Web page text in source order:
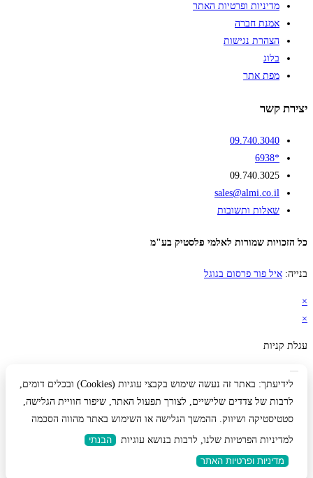
מדיניות ופרטיות האתר
אמנת חברה
הצהרת נגישות
בלוג
מפת אתר
יצירת קשר
09.740.3040
*6938
09.740.3025
sales@almi.co.il
שאלות ותשובות
כל הזכויות שמורות לאלמי פלסטיק בע"מ
בנייה: איל פור פרסום בגוגל
×
×
עגלת קניות
לידיעתך: באתר זה נעשה שימוש בקבצי עוגיות (Cookies) ובכלים דומים,
לרבות של צדדים שלישיים, לצורך תפעול האתר, שיפור חוויית הגלישה,
סטטיסטיקה ושיווק. ההמשך הגלישה או השימוש באתר מהווה הסכמה
למדיניות הפרטיות שלנו, לרבות בנושא עוגיות
הבנתי
מדיניות ופרטיות האתר